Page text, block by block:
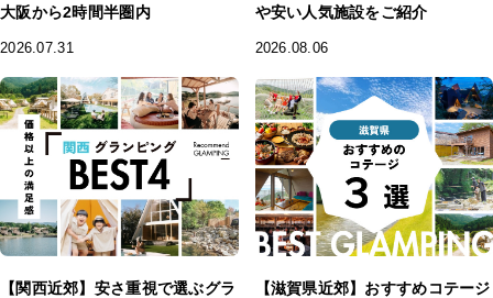
大阪から2時間半圏内
2026.07.31
や安い人気施設をご紹介
2026.08.06
【関西近郊】安さ重視で選ぶグラ
【滋賀県近郊】おすすめコテージ